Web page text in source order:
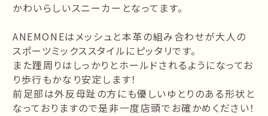
かわいらしいスニーカーとなってます。
ANEMONEはメッシュと本革の組み合わせが大人の
スポーツミックススタイルにピッタリです。
また踵周りはしっかりとホールドされるようになってお
り歩行もかなり安定します！
前足部は外反母趾の方にも優しいゆとりのある形状と
なっておりますので是非一度店頭でお確かめください！